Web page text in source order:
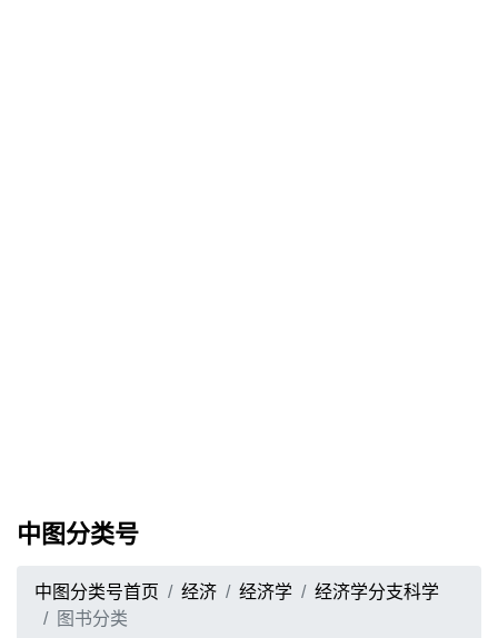
中图分类号
中图分类号首页 经济 经济学
经济学分支科学
图书分类